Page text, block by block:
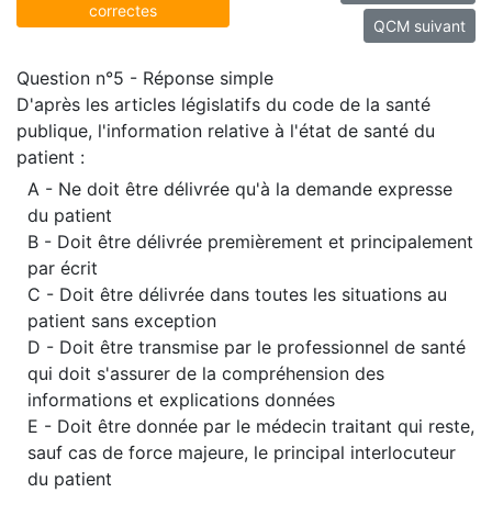
correctes
QCM suivant
Question n°5 - Réponse simple
D'après les articles législatifs du code de la santé
publique, l'information relative à l'état de santé du
patient :
A - Ne doit être délivrée qu'à la demande expresse
du patient
B - Doit être délivrée premièrement et principalement
par écrit
C - Doit être délivrée dans toutes les situations au
patient sans exception
D - Doit être transmise par le professionnel de santé
qui doit s'assurer de la compréhension des
informations et explications données
E - Doit être donnée par le médecin traitant qui reste,
sauf cas de force majeure, le principal interlocuteur
du patient